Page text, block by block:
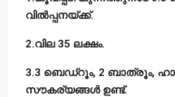
വിൽപ്പനയ്ക്ക്.
2.വില 35 ലക്ഷം.
3.3 ബെഡ്‌റൂം, 2 ബാത്രൂം,
സൗകര്യങ്ങൾ ഉണ്ട്.